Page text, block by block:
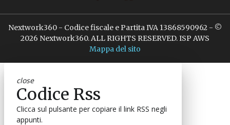
Nextwork360 - Codice fiscale e Partita IVA 13868590962 - ©
2026 Nextwork360. ALL RIGHTS RESERVED. ISP AWS
Mappa del sito
close
Codice Rss
Clicca sul pulsante per copiare il link RSS negli
appunti.